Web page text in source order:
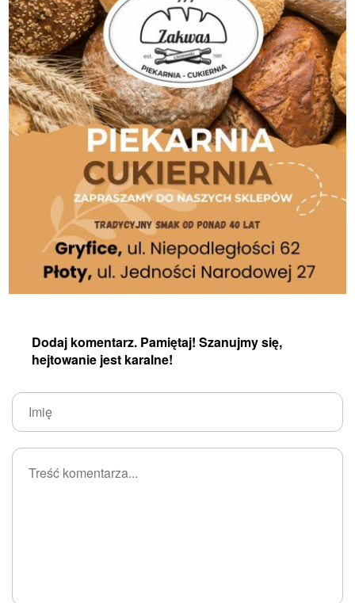
Dodaj komentarz. Pamiętaj! Szanujmy się,
hejtowanie jest karalne!